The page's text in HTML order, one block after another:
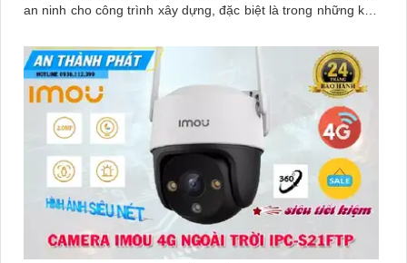
an ninh cho công trình xây dựng, đặc biệt là trong những khu
ổn định. Camera IPC-K7FP-3H0TE-EU sử dụng công nghệ
nhận diện người và động vật, kết hợp Wifi không dây